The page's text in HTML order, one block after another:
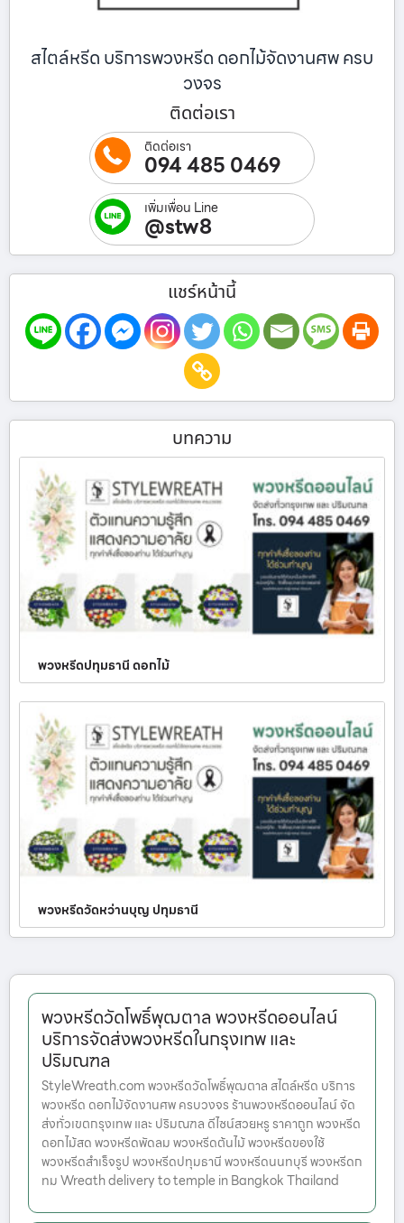
สไตล์หรีด บริการพวงหรีด ดอกไม้จัดงานศพ ครบ
วงจร
ติดต่อเรา
ติดต่อเรา
094 485 0469
เพิ่มเพื่อน Line
@stw8
แชร์หน้านี้
บทความ
พวงหรีดปทุมธานี ดอกไม้
พวงหรีดวัดหว่านบุญ ปทุมธานี
พวงหรีดวัดโพธิ์พุฒตาล พวงหรีดออนไลน์
บริการจัดส่งพวงหรีดในกรุงเทพ และ
ปริมณฑล
StyleWreath.com พวงหรีดวัดโพธิ์พุฒตาล สไตล์หรีด บริการ
พวงหรีด ดอกไม้จัดงานศพ ครบวงจร ร้านพวงหรีดออนไลน์ จัด
ส่งทั่วเขตกรุงเทพ และ ปริมณฑล ดีไซน์สวยหรู ราคาถูก พวงหรีด
ดอกไม้สด พวงหรีดพัดลม พวงหรีดต้นไม้ พวงหรีดของใช้
พวงหรีดสำเร็จรูป พวงหรีดปทุมธานี พวงหรีดนนทบุรี พวงหรีดก
ทม Wreath delivery to temple in Bangkok Thailand